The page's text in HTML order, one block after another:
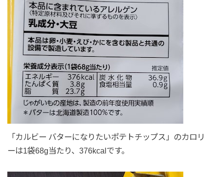
「カルビー バターになりたいポテトチップス」のカロリ
ーは1袋68g当たり、376kcalです。